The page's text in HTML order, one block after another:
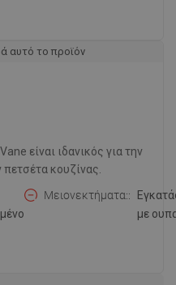
αυτό το προϊόν
είναι ιδανικός για την
κουζίνας.
Μειονεκτήματα:
με